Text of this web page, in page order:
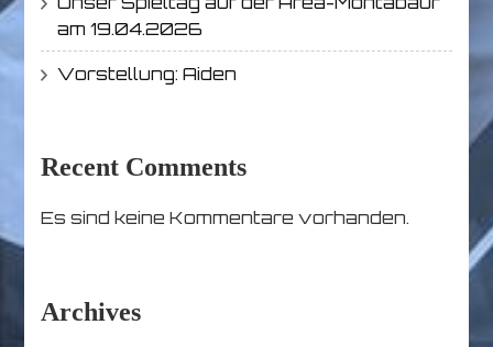
am 19.04.2026
Vorstellung: Aiden
Recent Comments
Es sind keine Kommentare vorhanden.
Archives